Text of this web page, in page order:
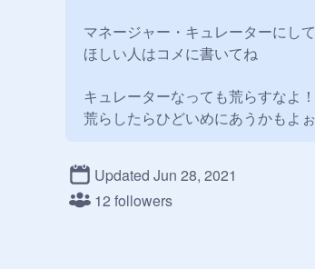
マネージャー・キュレーターにして
ほしい人はコメに書いてね
キュレーターなっても荒らすなよ！
荒らしたらひどいめにあうかもよぉ
Updated Jun 28, 2021
12 followers